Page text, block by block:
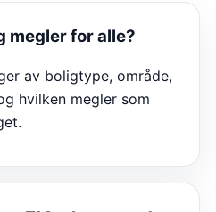
megler for alle?
av boligtype, område,
hvilken megler som